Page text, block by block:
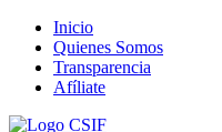
Inicio
Quienes Somos
Transparencia
Afíliate